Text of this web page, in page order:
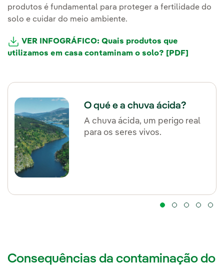
produtos é fundamental para proteger a fertilidade do
solo e cuidar do meio ambiente.
VER INFOGRÁFICO: Quais produtos que
utilizamos em casa contaminam o solo? [PDF]
O qué e a chuva ácida?
A chuva ácida, um perigo real
para os seres vivos.
Consequências da contaminação do